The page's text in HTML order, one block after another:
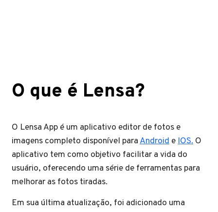
O que é Lensa?
O Lensa App é um aplicativo editor de fotos e
imagens completo disponível paraAndroid eIOS. O
aplicativo tem como objetivo facilitar a vida do
usuário, oferecendo uma série de ferramentas para
melhorar as fotos tiradas.
Em sua última atualização, foi adicionado uma